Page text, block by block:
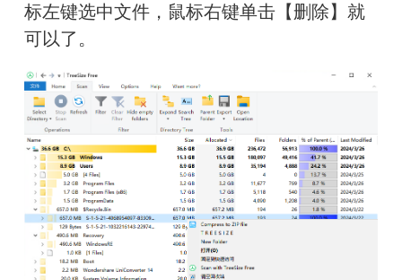
标左键选中文件，鼠标右键单击【删除】就
可以了。